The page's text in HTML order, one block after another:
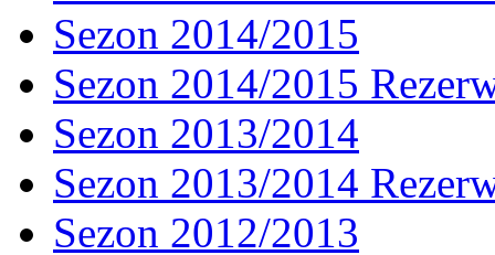
Sezon 2014/2015
Sezon 2014/2015
Sezon 2013/2014
Sezon 2013/2014
Sezon 2012/2013